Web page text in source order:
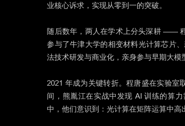
业核心诉求，实现从零到一的突破。
随后数年，两人在学术上分头深耕 ——
参与了牛津大学的相变材料光计算芯片
法技术研发与商业化，亲身参与早期大模
2021 年成为关键转折。程唐盛在实验室
间，熊胤江在实战中发现 AI 训练的算
中，他们意识到：光计算在矩阵运算中高